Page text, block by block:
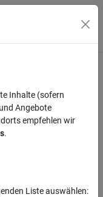
Inhalte (sofern
Angebote
empfehlen wir
.
Liste auswählen: